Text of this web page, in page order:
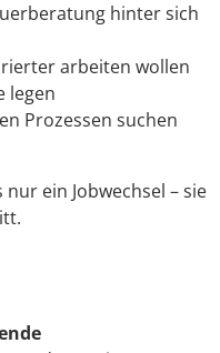
hinter sich
arbeiten wollen
legen
Prozessen suchen
ein Jobwechsel – sie